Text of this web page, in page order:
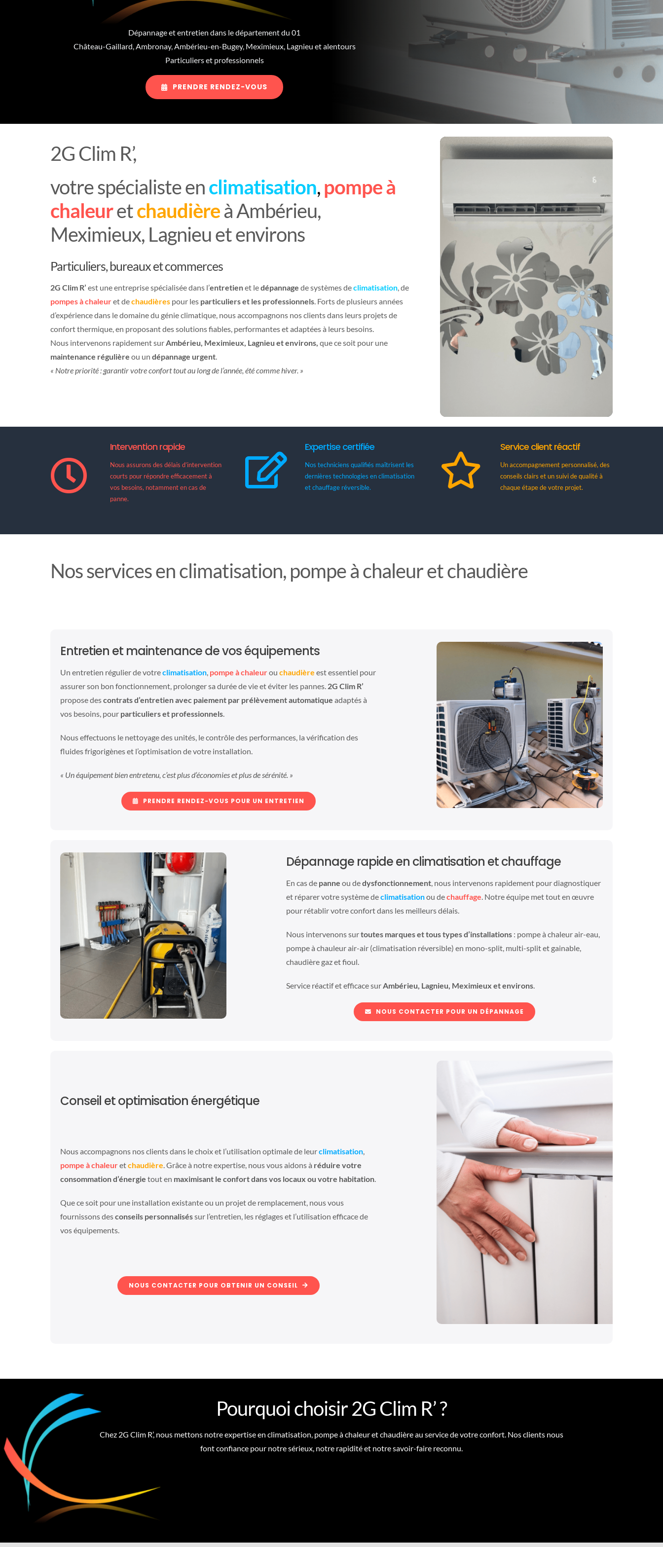
Dépannage et entretien dans le département du 01
Château-Gaillard, Ambronay, Ambérieu-en-Bugey, Meximieux, Lagnieu et alentours
Particuliers et professionnels
PRENDRE RENDEZ-VOUS
2G Clim R’,
votre spécialiste enclimatisation,pompe à
chaleuretchaudièreà Ambérieu,
Meximieux, Lagnieu et environs
Particuliers, bureaux et commerces
2G Clim R’ est une entreprise spécialisée dans l’entretienet ledépannage de systèmes declimatisation, de
pompes à chaleuret dechaudières pour les particuliers et les professionnels. Forts de plusieurs années
d’expérience dans le domaine du génie climatique, nous accompagnons nos clients dans leurs projets de
confort thermique, en proposant des solutions fiables, performantes et adaptées à leurs besoins.
Nous intervenons rapidement sur Ambérieu, Meximieux, Lagnieu et environs, que ce soit pour une
maintenance régulière ou un dépannage urgent.
« Notre priorité : garantir votre confort tout au long de l’année, été comme hiver. »
Intervention rapide
Nous assurons des délais d’intervention
courts pour répondre efficacement à
vos besoins, notamment en cas de
panne.
Expertise certifiée
Nos techniciens qualifiés maîtrisent les
dernières technologies en climatisation
et chauffage réversible.
Service client réactif
Un accompagnement personnalisé, des
conseils clairs et un suivi de qualité à
chaque étape de votre projet.
Nos services en climatisation, pompe à chaleur et chaudière
Entretien et maintenance de vos équipements
Un entretien régulier de votreclimatisation, pompe à chaleurou chaudière est essentiel pour
assurer son bon fonctionnement, prolonger sa durée de vie et éviter les pannes. 2G Clim R’
propose descontrats d’entretien avec paiement par prélèvement automatique adaptés à
vos besoins, pour particuliers et professionnels.
Nous effectuons le nettoyage des unités, le contrôle des performances, la vérification des
fluides frigorigènes et l’optimisation de votre installation.
« Un équipement bien entretenu, c’est plus d’économies et plus de sérénité. »
PRENDRE RENDEZ-VOUS POUR UN ENTRETIEN
Dépannage rapide en climatisation et chauffage
En cas de panne ou dedysfonctionnement, nous intervenons rapidement pour diagnostiquer
et réparer votre système declimatisationou dechauffage . Notre équipe met tout en œuvre
pour rétablir votre confort dans les meilleurs délais.
Nous intervenons surtoutes marques et tous types d’installations: pompe à chaleur air-eau,
pompe à chauleur air-air (climatisation réversible) en mono-split, multi-split et gainable,
chaudière gaz et fioul.
Service réactif et efficace sur Ambérieu, Lagnieu, Meximieux et environs.
NOUS CONTACTER POUR UN DÉPANNAGE
Conseil et optimisation énergétique
Nous accompagnons nos clients dans le choix et l’utilisation optimale de leurclimatisation,
pompe à chaleuretchaudière. Grâce à notre expertise, nous vous aidons à réduire votre
consommation d’énergie tout en maximisant le confort dans vos locaux ou votre habitation.
Que ce soit pour une installation existante ou un projet de remplacement, nous vous
fournissons desconseils personnaliséssur l’entretien, les réglages et l’utilisation efficace de
vos équipements.
NOUS CONTACTER POUR OBTENIR UN CONSEIL
Pourquoi choisir 2G Clim R’ ?
Chez 2G Clim R’, nous mettons notre expertise en climatisation, pompe à chaleur et chaudière au service de votre confort. Nos clients nous
font confiance pour notre sérieux, notre rapidité et notre savoir-faire reconnu.